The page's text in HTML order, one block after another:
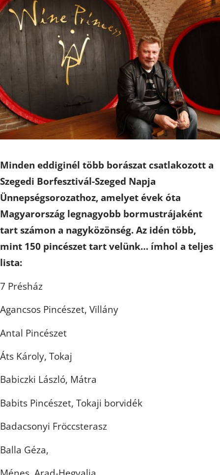
Minden eddiginél több borászat csatlakozott a
Szegedi Borfesztivál-Szeged Napja
Ünnepségsorozathoz, amelyet évek óta
Magyarország legnagyobb bormustrájaként
tart számon a nagyközönség. Az idén több,
mint 150 pincészet tart velünk… ímhol a teljes
lista:
7 Présház
Agancsos Pincészet, Villány
Antal Pincészet
Áts Károly, Tokaj
Babiczki László, Mátra
Babits Pincészet, Tokaji borvidék
Badacsonyi Fröccsterasz
Balla Géza,